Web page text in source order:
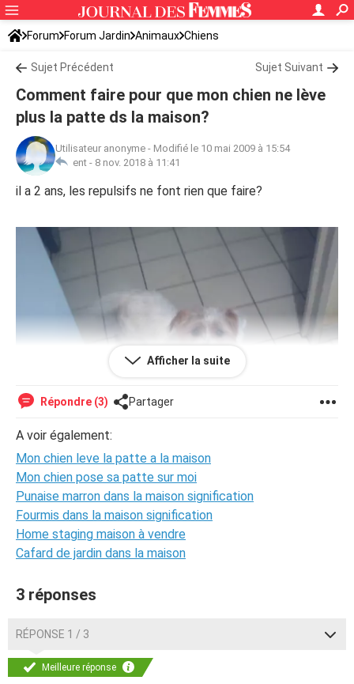
Forum Forum Jardin Animaux Chiens
Sujet Précédent Sujet Suivant
Comment faire pour que mon chien ne lève
plus la patte ds la maison?
Utilisateur anonyme - Modifié le 10 mai 2009 à 15:54
ent - 8 nov. 2018 à 11:41
il a 2 ans, les repulsifs ne font rien que faire?
Afficher la suite
Répondre (3) Partager
A voir également:
Mon chien leve la patte a la maison
Mon chien pose sa patte sur moi
Punaise marron dans la maison signification
Fourmis dans la maison signification
Home staging maison à vendre
Cafard de jardin dans la maison
3 réponses
RÉPONSE 1 / 3
Meilleure réponse